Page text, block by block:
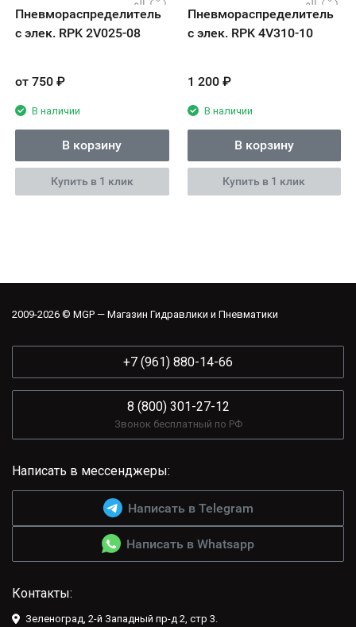
Пневмораспределитель
с элек. RPK 2V025-08
от 750 ₽
В наличии
В корзину
Купить в 1 клик
Пневмораспределитель
с элек. RPK 4V310-10
1 200 ₽
В наличии
В корзину
Купить в 1 клик
2009-2026 © MGP — Магазин Гидравлики и Пневматики
+7 (961) 880-14-66
8 (800) 301-27-12
Звонок бесплатный по РФ
Написать в мессенджеры:
Написать в Telegram
Написать в Whatsapp
Контакты:
Зеленоград, 2-й Западный пр-д 2, стр 3.